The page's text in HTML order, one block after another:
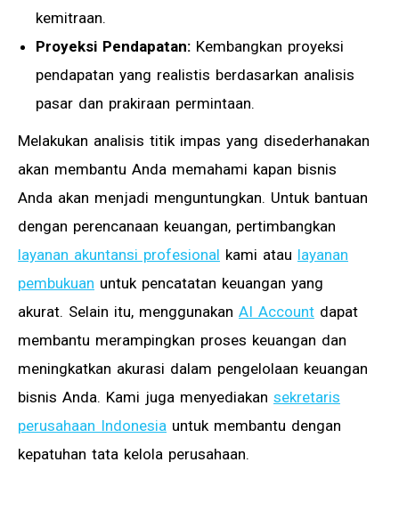
kemitraan.
Proyeksi Pendapatan: Kembangkan proyeksi
pendapatan yang realistis berdasarkan analisis
pasar dan prakiraan permintaan.
Melakukan analisis titik impas yang disederhanakan
akan membantu Anda memahami kapan bisnis
Anda akan menjadi menguntungkan. Untuk bantuan
dengan perencanaan keuangan, pertimbangkan
layanan akuntansi profesional kami atau layanan
pembukuan untuk pencatatan keuangan yang
akurat. Selain itu, menggunakan AI Account dapat
membantu merampingkan proses keuangan dan
meningkatkan akurasi dalam pengelolaan keuangan
bisnis Anda. Kami juga menyediakan sekretaris
perusahaan Indonesia untuk membantu dengan
kepatuhan tata kelola perusahaan.